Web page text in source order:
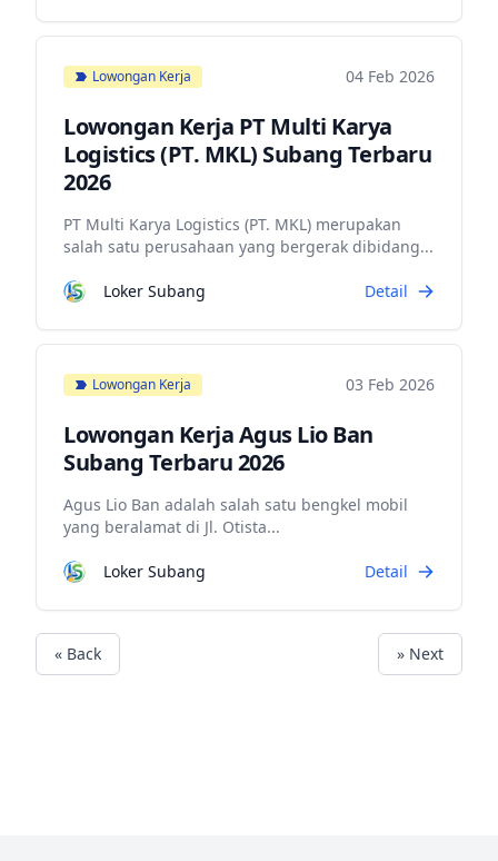
Lowongan Kerja 04 Feb 2026
Lowongan Kerja PT Multi Karya
Logistics (PT. MKL) Subang Terbaru
2026
PT Multi Karya Logistics (PT. MKL) merupakan
salah satu perusahaan yang bergerak dibidang...
Loker Subang Detail
Lowongan Kerja 03 Feb 2026
Lowongan Kerja Agus Lio Ban
Subang Terbaru 2026
Agus Lio Ban adalah salah satu bengkel mobil
yang beralamat di Jl. Otista...
Loker Subang Detail
« Back » Next